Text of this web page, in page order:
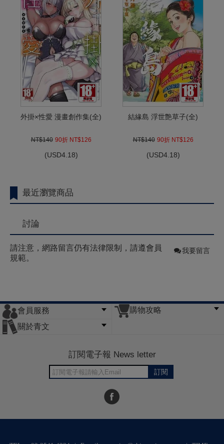
外掛×性愛 漫畫創作集(全)
NT$140 90折 NT$126
(USD4.18)
結緣島 浮世艶草子(全)
NT$140 90折 NT$126
(USD4.18)
最近瀏覽商品
討論
請注意，網路留言仍有法律限制，請遵會員
規範。
我要留言
會員服務
會員辦法
客服信箱
隱私條款
網站導覽
購物攻略
關於青文
訂閱電子報 News letter
訂閱